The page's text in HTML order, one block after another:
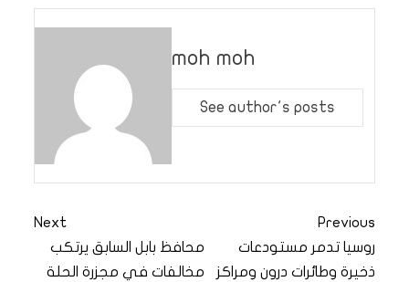
moh moh
See author's posts
Previous
روسيا تدمر مستودعات
ذخيرة وطائرات درون ومراكز
Next
محافظ بابل السابق يرتكب
مخالفات في مجزرة الحلة